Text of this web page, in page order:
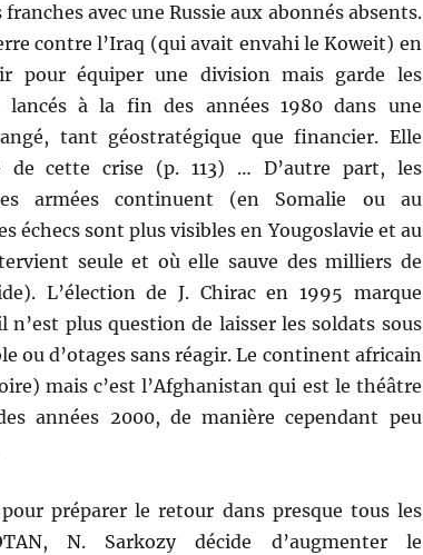
avec une Russie aux abonnés absents.
contre l’Iraq (qui avait envahi le Koweit) en
pour équiper une division mais garde les
lancés à la fin des années 1980 dans une
tant géostratégique que financier. Elle
de cette crise (p. 113) … D’autre part, les
armées continuent (en Somalie ou au
échecs sont plus visibles en Yougoslavie et au
seule et où elle sauve des milliers de
L’élection de J. Chirac en 1995 marque
plus question de laisser les soldats sous
ou d’otages sans réagir. Le continent africain
mais c’est l’Afghanistan qui est le théâtre
années 2000, de manière cependant peu
préparer le retour dans presque tous les
N. Sarkozy décide d’augmenter le